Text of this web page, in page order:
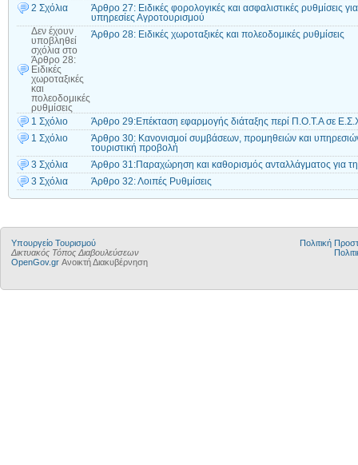
2 Σχόλια
Άρθρο 27: Ειδικές φορολογικές και ασφαλιστικές ρυθμίσεις
υπηρεσίες Αγροτουρισμού
Δεν έχουν
υποβληθεί
σχόλια στο
Άρθρο 28:
Ειδικές
χωροταξικές
και
πολεοδομικές
ρυθμίσεις
Άρθρο 28: Ειδικές χωροταξικές και πολεοδομικές ρυθμίσεις
1 Σχόλιο
Άρθρο 29:Επέκταση εφαρμογής διάταξης περί Π.Ο.Τ.Α σε
1 Σχόλιο
Άρθρο 30: Κανονισμοί συμβάσεων, προμηθειών και
τουριστική προβολή
3 Σχόλια
Άρθρο 31:Παραχώρηση και καθορισμός ανταλλάγματος για
3 Σχόλια
Άρθρο 32: Λοιπές Ρυθμίσεις
Υπουργείο Τουρισμού
Δικτυακός Τόπος Διαβουλεύσεων
OpenGov.gr Ανοικτή Διακυβέρνηση
Πολιτική